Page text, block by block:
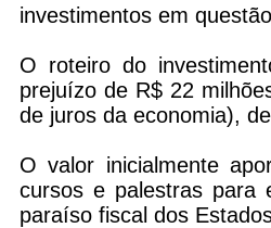
investimentos em
O roteiro do
prejuízo de R$ 22
de juros da economia),
O valor inicialmente
cursos e palestras para
paraíso fiscal dos